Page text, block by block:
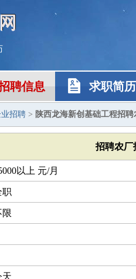
聘信息 求职简历
招聘 > 陕西龙海新创基础工程招
招聘农厂
以上 元/月
职
限
天